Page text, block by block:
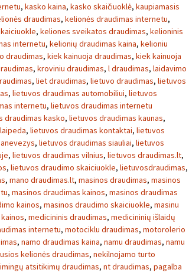
, kasko kaina, kasko skaičiuoklė, kaupiamasis
draudimas, kelionės draudimas internetu,
, keliones sveikatos draudimas, kelioninis
internetu, kelionių draudimas kaina, kelioniu
draudimas, kiek kainuoja draudimas, kiek kainuoja
, kroviniu draudimas, l draudimas, laidavimo
, liet draudimas, lietuvo draudimas, lietuvos
, lietuvos draudimas automobiliui, lietuvos
internetu, lietuvos draudimas internetu
draudimas kasko, lietuvos draudimas kaunas,
, lietuvos draudimas kontaktai, lietuvos
, lietuvos draudimas siauliai, lietuvos
, lietuvos draudimas vilnius, lietuvos draudimas.lt,
, lietuvos draudimo skaiciuokle, lietuvosdraudimas,
, mano draudimas.lt, masinos draudimas, masinos
, masinos draudimas kainos, masinos draudimas
kainos, masinos draudimo skaiciuokle, masinu
, medicininis draudimas, medicininių išlaidų
internetu, motociklu draudimas, motorolerio
, namo draudimas kaina, namu draudimas, namu
kelionės draudimas, nekilnojamo turto
atsitikimų draudimas, nt draudimas, pagalba